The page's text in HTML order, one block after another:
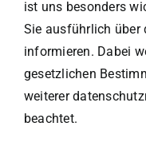
ist uns besonders
Sie ausführlich über
informieren. Dabei
gesetzlichen
weiterer
beachtet.